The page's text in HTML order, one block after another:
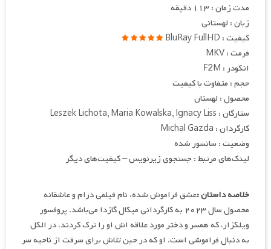
مدت زمان : ۱۱۳ دقیقه
زبان : لهستانی
کیفیت : BluRay FullHD
فرمت : MKV
انکودر : F2M
حجم : متفاوت با کیفیت
محصول : لهستان
ستارگان : Leszek Lichota, Maria Kowalska, Ignacy Liss
کارگردان : Michal Gazda
وضعیت : سانسور شده
لینک‌های مرتبط : جستجوی زیرنویس – کیفیت‌های دیگر
خلاصه داستان :عشق فراموش شده، نام فیلمی درام و عاشقانه
محصول سال ۲۰۲۳ به کارگردانی میکال گازدا می‌باشد. پروفسور
ویلکزار، که همسر و دختر مورد علاقه اش او را ترک کردند، در الکل
به دنبال فراموشی است. او که در حین تلاش برای سرقت از ناحیه سر